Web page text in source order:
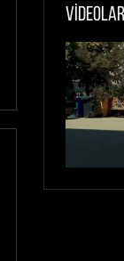
VİDEOLAR